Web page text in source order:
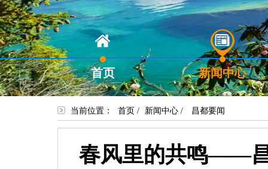
首页 新闻中心
当前位置： 首页 / 新闻中心 / 昌都要闻
春风里的共鸣——昌